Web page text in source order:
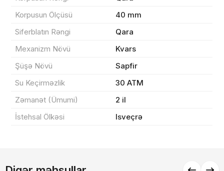
Korpusun Ölçüsü
40 mm
Siferblatın Rəngi
Qara
Mexanizm Növü
Kvars
Şüşə Növü
Sapfir
Su Keçirməzlik
30 ATM
Zəmanət (Ümumi)
2 il
İstehsal Ölkəsi
Isveçrə